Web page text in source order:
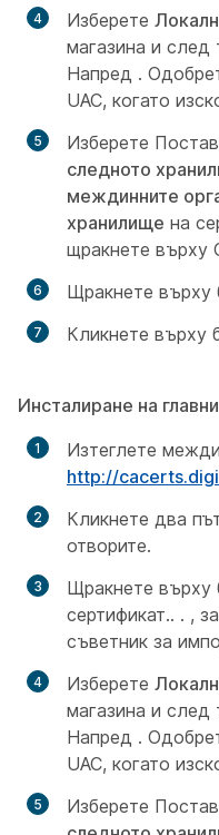
Изберете
магазина и след
Напред .
UAC, когато
Изберете
следното
междинните
хранилище на
щракнете върху
Щракнете върху
Кликнете върху
Инсталиране на
Изтеглете
http://
Кликнете два
отворите.
Щракнете върху
сертификат.. . ,
съветник за
Изберете
магазина и след
Напред .
UAC, когато
Изберете